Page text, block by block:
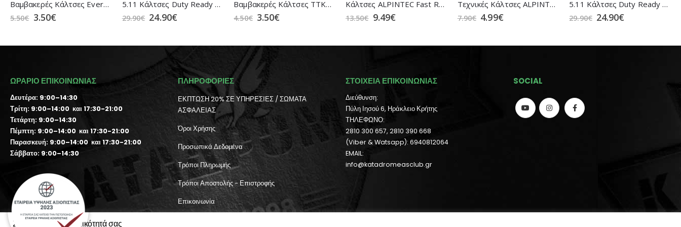
Βαμβακερές Κάλτσες Every Day Μαύρες MRK
5.50€ 3.50€
5.11 Κάλτσες Duty Ready + OTC 3 Pack Black (10045)
29.90€ 24.90€
Βαμβακερές Κάλτσες TTKs Μαύρες MRK
4.50€ 3.50€
Κάλτσες ALPINTEC Fast Running 300-2 Grey-White
13.50€ 9.49€
Τεχνικές Kάλτσες ALPINTEC Multisport-Mini 210-1GR Grey
7.90€ 4.99€
5.11 Κάλτσες Duty Ready + OTC 3 Dark Coyote (10045)
29.90€ 24.90€
ΩΡΑΡΙΟ ΕΠΙΚΟΙΝΩΝΙΑΣ
Δευτέρα: 9:00–14:30
Τρίτη: 9:00–14:00 και 17:30-21:00
Τετάρτη: 9:00–14:30
Πέμπτη: 9:00–14:00 και 17:30-21:00
Παρασκευή: 9:00–14:00 και 17:30-21:00
Σάββατο: 9:00–14:30
ΠΛΗΡΟΦΟΡΙΕΣ
ΕΚΠΤΩΣΗ 20% ΣΕ ΥΠΗΡΕΣΙΕΣ / ΣΩΜΑΤΑ
ΑΣΦΑΛΕΙΑΣ
Όροι Χρήσης
Προσωπικά Δεδομένα
Τρόποι Πληρωμής
Τρόποι Αποστολής - Επιστροφής
Επικοινωνία
ΣΤΟΙΧΕΙΑ ΕΠΙΚΟΙΝΩΝΙΑΣ
Διεύθυνση:
Πύλη Ιησού 6, Ηράκλειο Κρήτης
ΤΗΛΕΦΩΝΟ:
2810 300 657, 2810 390 668
(Viber & Watsapp): 6940812064
EMAIL:
info@katadromeasclub.gr
SOCIAL
Σεβόμαστε την ιδιωτικότητά σας